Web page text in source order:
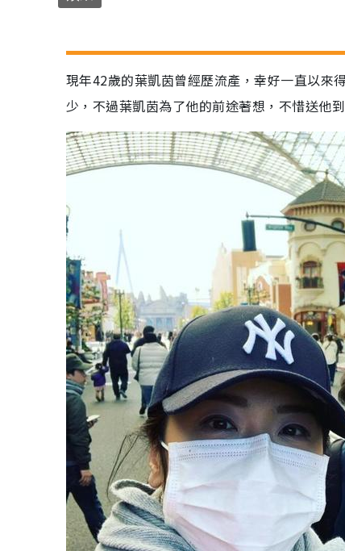
現年42歲的葉凱茵曾經歷流產，幸好一直以來
少，不過葉凱茵為了他的前途著想，不惜送他